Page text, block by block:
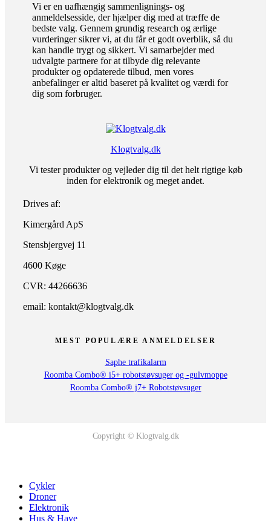
Vi er en uafhængig sammenlignings- og
anmeldelsesside, der hjælper dig med at træffe de
bedste valg. Gennem grundig research og ærlige
vurderinger sikrer vi, at du får et godt overblik, så du
kan handle trygt og sikkert. Vi samarbejder med
udvalgte partnere for at tilbyde dig relevante
produkter og opdaterede tilbud, men vores
anbefalinger er altid baseret på kvalitet og værdi for
dig som forbruger.
Klogtvalg.dk
Vi tester produkter og vejleder dig til det helt rigtige køb
inden for elektronik og meget andet.
Drives af:
Kimergård ApS
Stensbjergvej 11
4600 Køge
CVR: 44266636
email: kontakt@klogtvalg.dk
MEST POPULÆRE ANMELDELSER
Saphe trafikalarm
Roomba Combo® i5+ robotstøvsuger og -gulvmoppe
Roomba Combo® j7+ Robotstøvsuger
Copyright © Klogtvalg.dk
Cykler
Droner
Elektronik
Hus & Have